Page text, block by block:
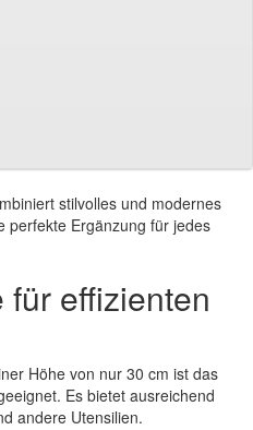
stilvolles und modernes
perfekte Ergänzung für jedes
effizienten
Höhe von nur 30 cm ist das
Es bietet ausreichend
andere Utensilien.